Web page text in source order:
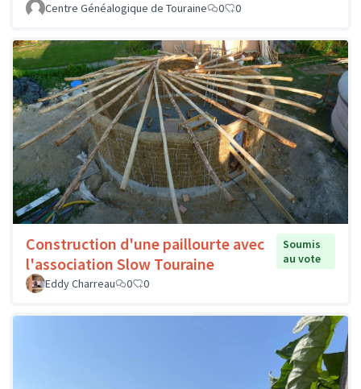
Centre Généalogique de Touraine
0 0
Construction d'une paillourte avec
l'association Slow Touraine
Soumis
au vote
Eddy Charreau
0 0